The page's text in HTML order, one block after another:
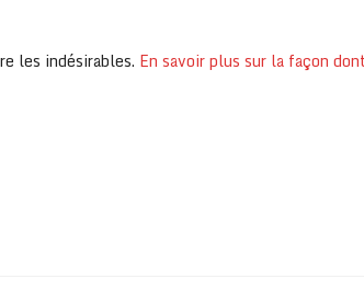
les indésirables. En savoir plus sur la façon